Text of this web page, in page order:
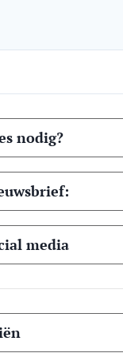
nodig?
media